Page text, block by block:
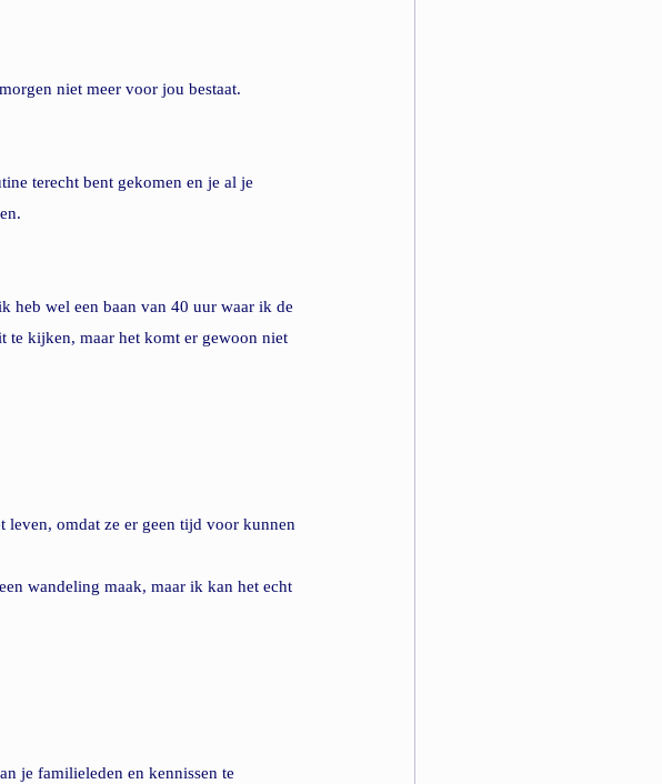
niet meer voor jou bestaat.
terecht bent gekomen en je al je
heb wel een baan van 40 uur waar ik de
te kijken, maar het komt er gewoon niet
leven, omdat ze er geen tijd voor kunnen
wandeling maak, maar ik kan het echt
je familieleden en kennissen te